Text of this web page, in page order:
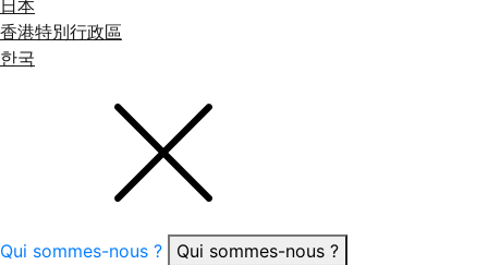
日本
香港特別行政區
한국
Qui sommes-nous ?
Qui sommes-nous ?